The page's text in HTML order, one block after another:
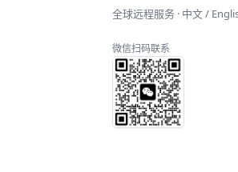
全球远程服务 · 中文 /
微信扫码联系